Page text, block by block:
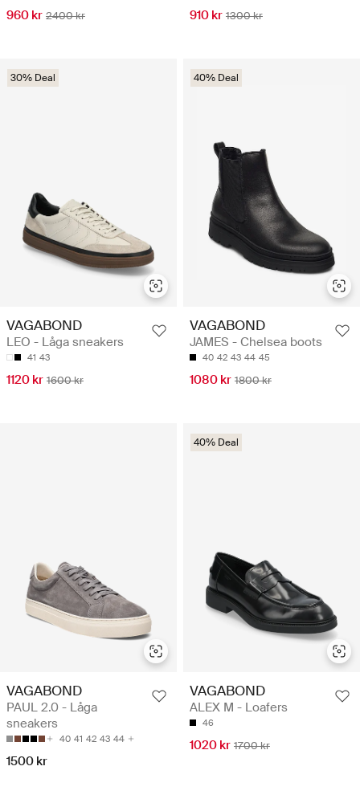
960 kr 2400 kr 910 kr 1300 kr
30% Deal
VAGABOND
LEO - Låga sneakers
41 43
1120 kr 1600 kr
40% Deal
VAGABOND
JAMES - Chelsea boots
40 42 43 44 45
1080 kr 1800 kr
VAGABOND
PAUL 2.0 - Låga
sneakers
40 41 42 43 44
1500 kr
40% Deal
VAGABOND
ALEX M - Loafers
46
1020 kr 1700 kr